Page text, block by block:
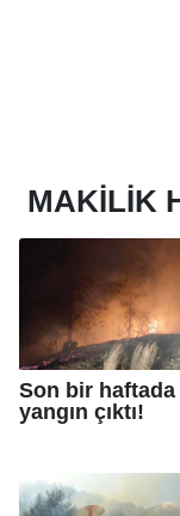
MAKILIK
Son bir haftada
yangın çıktı!